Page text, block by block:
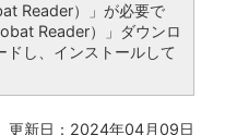
Reader）」が必要で
Reader）」ダウンロ
し、インストールして
更新日：2024年04月09日